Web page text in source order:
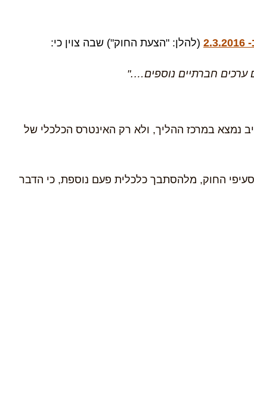
(להלן: "הצעת החוק") שבה צוין כי:
ערכים חברתיים נוספים…."
נמצא במרכז ההליך, ולא רק האינטרס הכלכלי של
החוק, מלהסתבך כלכלית פעם נוספת, כי הדבר